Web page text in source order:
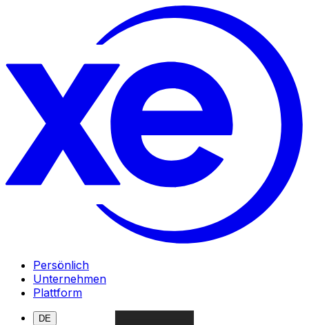
Persönlich
Unternehmen
Plattform
DE